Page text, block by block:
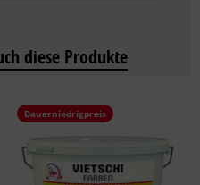
diese Produkte
Dauerniedrigpreis